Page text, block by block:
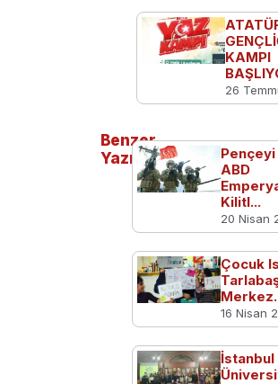
Geçtiğimiz ay onayı
Teknoloji Vadisi
Müdürlüğü’nün yanı
KAMPI
26
Benzer
Yazılar
Pençeyi
ABD
Kilitl...
20 Nisan
Çocuk
16 Nisan
İstanbul